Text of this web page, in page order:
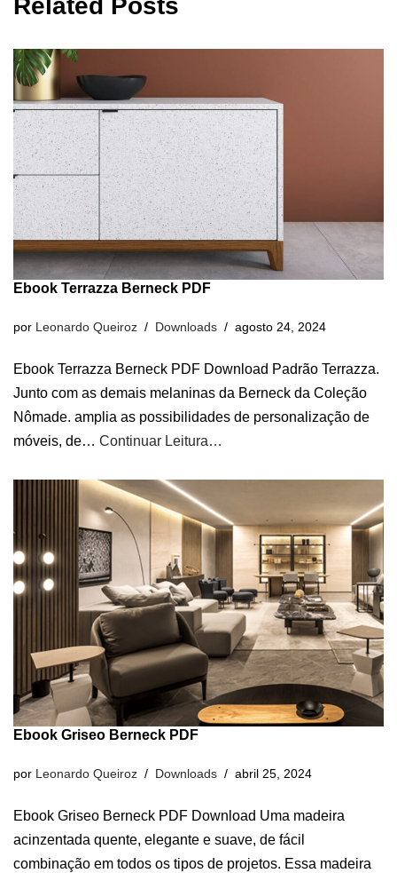
Related Posts
Ebook Terrazza Berneck PDF
por Leonardo Queiroz Downloads agosto 24, 2024
Ebook Terrazza Berneck PDF Download Padrão Terrazza.
Junto com as demais melaninas da Berneck da Coleção
Nômade. amplia as possibilidades de personalização de
móveis, de… Continuar Leitura…
Ebook Griseo Berneck PDF
por Leonardo Queiroz Downloads abril 25, 2024
Ebook Griseo Berneck PDF Download Uma madeira
acinzentada quente, elegante e suave, de fácil
combinação em todos os tipos de projetos. Essa madeira